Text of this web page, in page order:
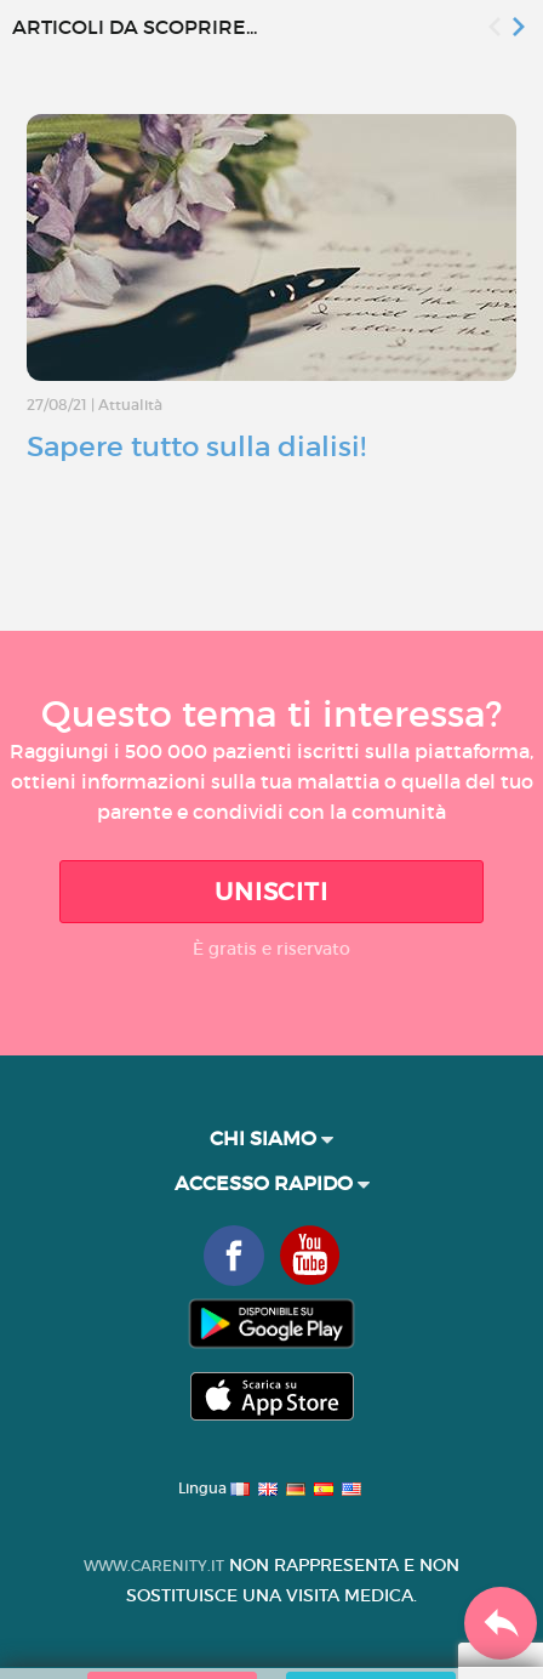
ARTICOLI DA SCOPRIRE...
27/08/21 Attualità
Sapere tutto sulla dialisi!
Questo tema ti interessa?
Raggiungi i 500 000 pazienti iscritti sulla piattaforma,
ottieni informazioni sulla tua malattia o quella del tuo
parente e condividi con la comunità
UNISCITI
È gratis e riservato
CHI SIAMO
ACCESSO RAPIDO
Lingua
WWW.CARENITY.IT NON RAPPRESENTA E NON
SOSTITUISCE UNA VISITA MEDICA.